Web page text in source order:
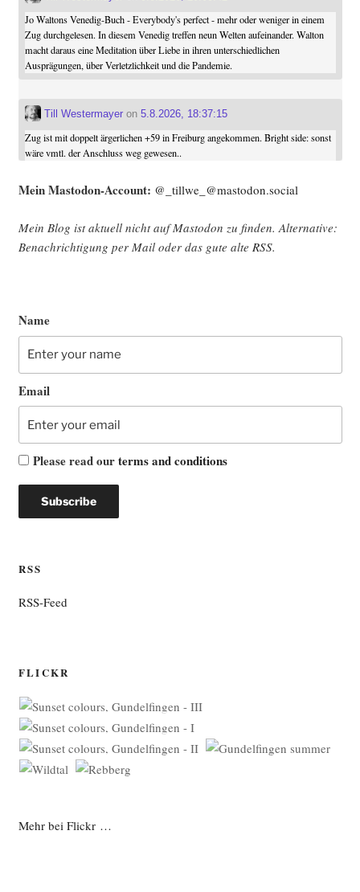
Jo Waltons Venedig-Buch - Everybody's perfect - mehr oder weniger in einem
Zug durchgelesen. In diesem Venedig treffen neun Welten aufeinander. Walton
macht daraus eine Meditation über Liebe in ihren unterschiedlichen
Ausprägungen, über Verletzlichkeit und die Pandemie.
Till Westermayeron 5.8.2026, 18:37:15
Zug ist mit doppelt ärgerlichen +59 in Freiburg angekommen. Bright side: sonst
wäre vmtl. der Anschluss weg gewesen..
Mein Mast­o­don-Account: @_tillwe_@mastodon.social
Mein Blog ist aktu­ell nicht auf Mast­o­don zu fin­den. Alter­na­ti­ve:
Benach­rich­ti­gung per Mail oder das gute alte RSS.
Name
Email
Please read ourterms and conditions
RSS
RSS-Feed
FLICKR
Mehr bei Flickr …